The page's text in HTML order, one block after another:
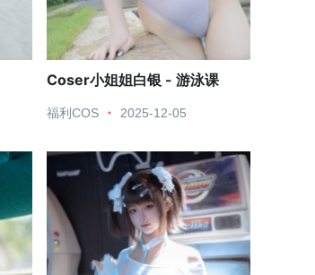
Coser小姐姐白银 - 游泳课
福利COS 2025-12-05